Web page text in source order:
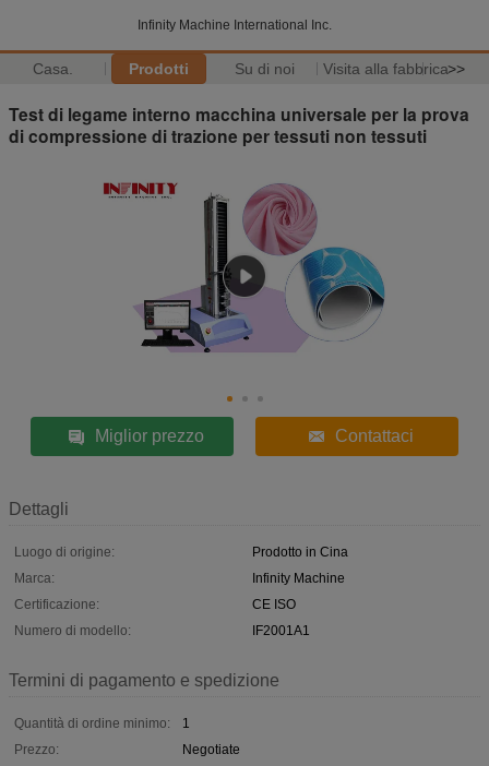
Infinity Machine International Inc.
Casa. Prodotti Su di noi Visita alla fabbrica>>
Test di legame interno macchina universale per la prova
di compressione di trazione per tessuti non tessuti
Miglior prezzo Contattaci
Dettagli
Luogo di origine:
Prodotto in Cina
Marca:
Infinity Machine
Certificazione:
CE ISO
Numero di modello:
IF2001A1
Termini di pagamento e spedizione
Quantità di ordine minimo:
1
Prezzo:
Negotiate